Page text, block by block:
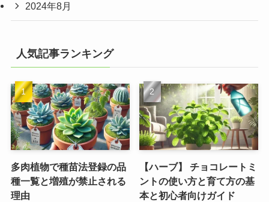
2024年8月
人気記事ランキング
多肉植物で種苗法登録の品
種一覧と増殖が禁止される
理由
【ハーブ】 チョコレートミ
ントの使い方と育て方の基
本と初心者向けガイド